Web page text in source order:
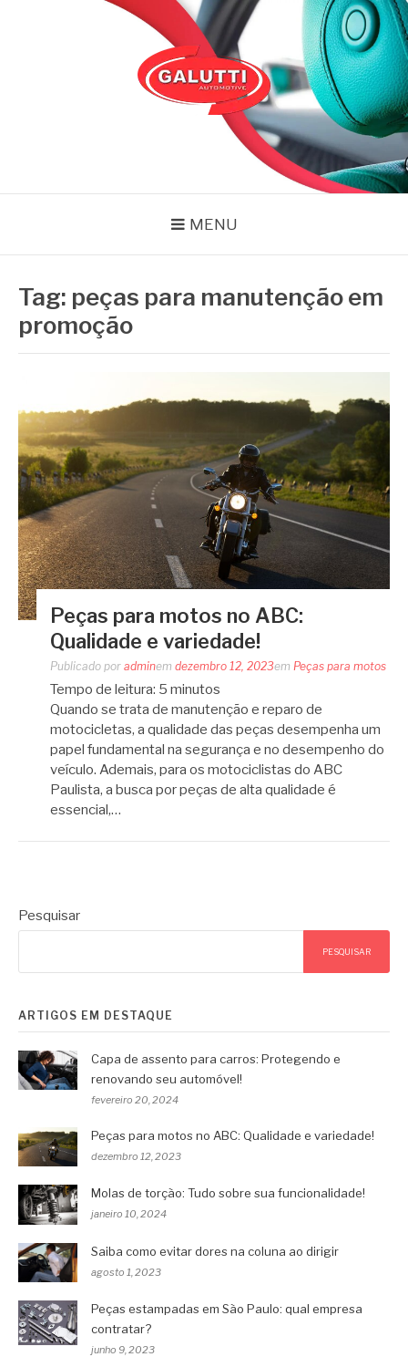
MENU
Tag: peças para manutenção em
promoção
Peças para motos no ABC:
Qualidade e variedade!
Publicado por adminem dezembro 12, 2023em Peças para motos
Tempo de leitura: 5 minutos
Quando se trata de manutenção e reparo de
motocicletas, a qualidade das peças desempenha um
papel fundamental na segurança e no desempenho do
veículo. Ademais, para os motociclistas do ABC
Paulista, a busca por peças de alta qualidade é
essencial,…
Pesquisar
PESQUISAR
ARTIGOS EM DESTAQUE
Capa de assento para carros: Protegendo e
renovando seu automóvel!
fevereiro 20, 2024
Peças para motos no ABC: Qualidade e variedade!
dezembro 12, 2023
Molas de torção: Tudo sobre sua funcionalidade!
janeiro 10, 2024
Saiba como evitar dores na coluna ao dirigir
agosto 1, 2023
Peças estampadas em São Paulo: qual empresa
contratar?
junho 9, 2023